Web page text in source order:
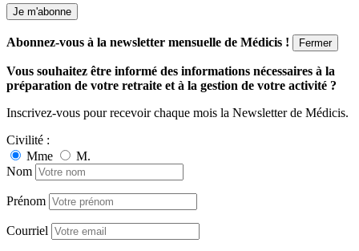
Je m'abonne
Abonnez-vous à la newsletter mensuelle de Médicis ! Fermer
Vous souhaitez être informé des informations nécessaires à la
préparation de votre retraite et à la gestion de votre activité ?
Inscrivez-vous pour recevoir chaque mois la Newsletter de Médicis.
Civilité :
Mme
M.
Nom
Prénom
Courriel